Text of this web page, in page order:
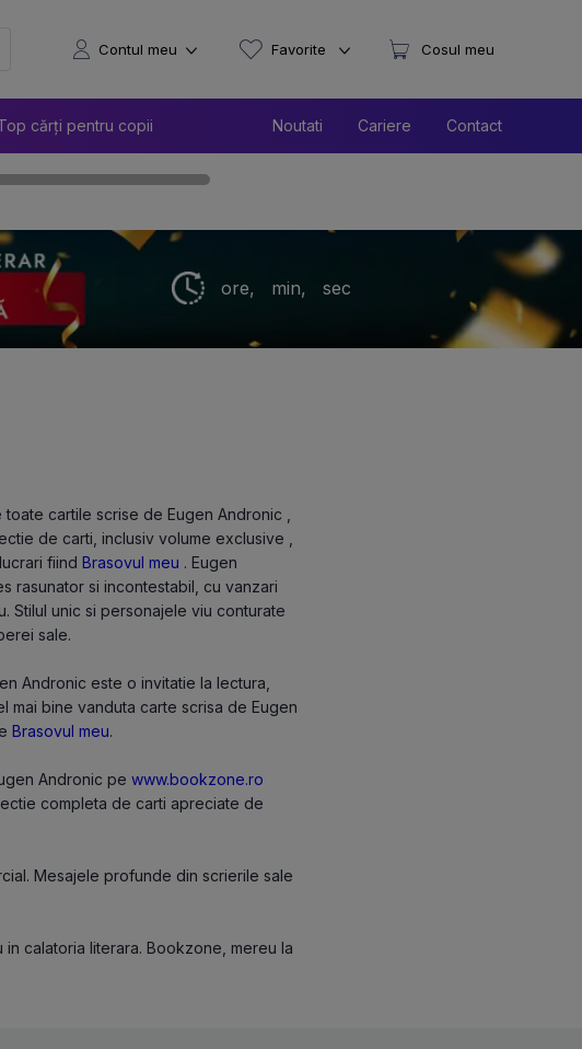
cărți pentru copii Noutati Cariere Contact
Contul meu Favorite Cosul meu
ore, min, sec
cartile scrise de Eugen Andronic ,
de carti, inclusiv volume exclusive ,
fiindBrasovul meu . Eugen
rasunator si incontestabil, cu vanzari
Stilul unic si personajele viu conturate
sale.
Andronic este o invitatie la lectura,
mai bine vanduta carte scrisa de Eugen
Brasovul meu.
Andronic pewww.bookzone.ro
completa de carti apreciate de
Mesajele profunde din scrierile sale
calatoria literara. Bookzone, mereu la